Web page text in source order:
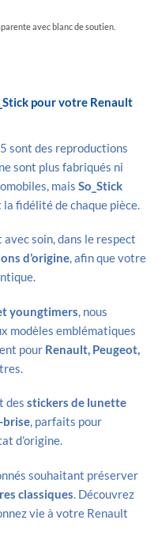
avec blanc de soutien.
pour votre Renault
sont des reproductions
sont plus fabriqués ni
mais So_Stick
fidélité de chaque pièce.
soin, dans le respect
d’origine, afin que votre
youngtimers, nous
modèles emblématiques
pour Renault, Peugeot,
des stickers de lunette
brise, parfaits pour
d’origine.
souhaitant préserver
classiques. Découvrez
vie à votre Renault